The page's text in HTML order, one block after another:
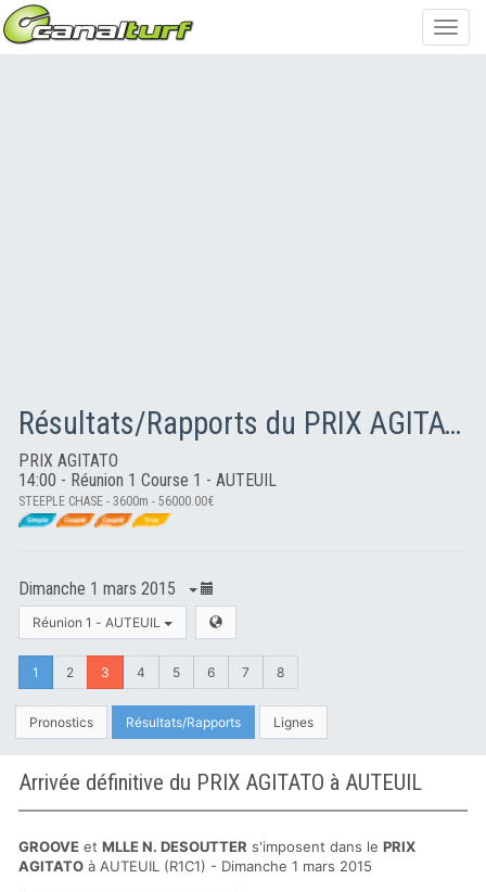
Résultats/Rapports du PRIX AGITATO
PRIX AGITATO
14:00 - Réunion 1 Course 1 - AUTEUIL
STEEPLE CHASE - 3600m - 56000.00€
Dimanche 1 mars 2015
Réunion 1 - AUTEUIL
1 2 3 4 5 6 7 8
Pronostics Résultats/Rapports Lignes
Arrivée définitive du PRIX AGITATO à AUTEUIL
GROOVE et MLLE N. DESOUTTER s'imposent dans le PRIX
AGITATO à AUTEUIL (R1C1) - Dimanche 1 mars 2015